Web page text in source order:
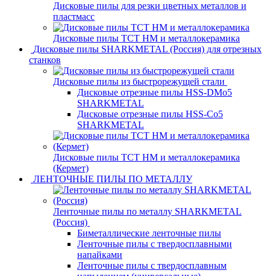
Дисковые пилы для резки цветных металлов и
пластмасс
Дисковые пилы ТСТ НМ и металлокерамика
Дисковые пилы SHARKMETAL (Россия) для отрезных
станков
Дисковые пилы из быстрорежущей стали
Дисковые отрезные пилы HSS-DMo5
SHARKMETAL
Дисковые отрезные пилы HSS-Co5
SHARKMETAL
Дисковые пилы ТСТ НМ и металлокерамика
(Кермет)
ЛЕНТОЧНЫЕ ПИЛЫ ПО МЕТАЛЛУ
Ленточные пилы по металлу SHARKMETAL
(Россия)
Биметаллические ленточные пилы
Ленточные пилы с твердосплавными
напайками
Ленточные пилы с твердосплавным